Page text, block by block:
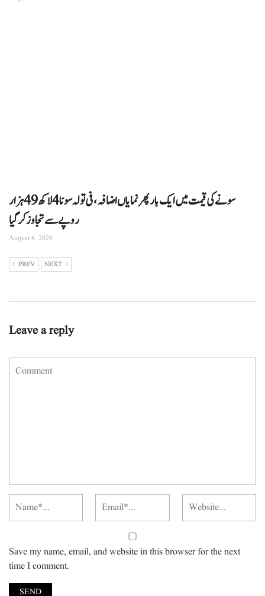
سونے کی قیمت میں ایک بار پھر نمایاں اضافہ، فی تولہ سونا 4 لاکھ 49 ہزار
روپے سے تجاوز کرگیا
August 6, 2026
PREV NEXT
Leave a reply
Save my name, email, and website in this browser for the next
time I comment.